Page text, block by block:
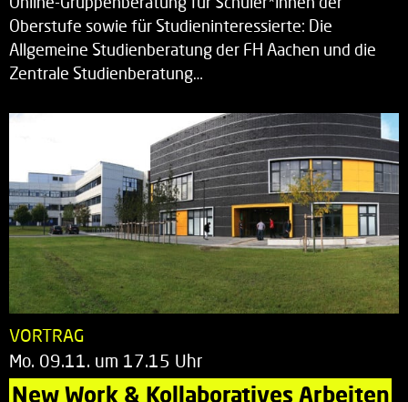
Oberstufe sowie für Studieninteressierte: Die
Allgemeine Studienberatung der FH Aachen und die
Zentrale Studienberatung…
VORTRAG
Mo. 09.11. um 17.15 Uhr
New Work & Kollaboratives Arbeiten